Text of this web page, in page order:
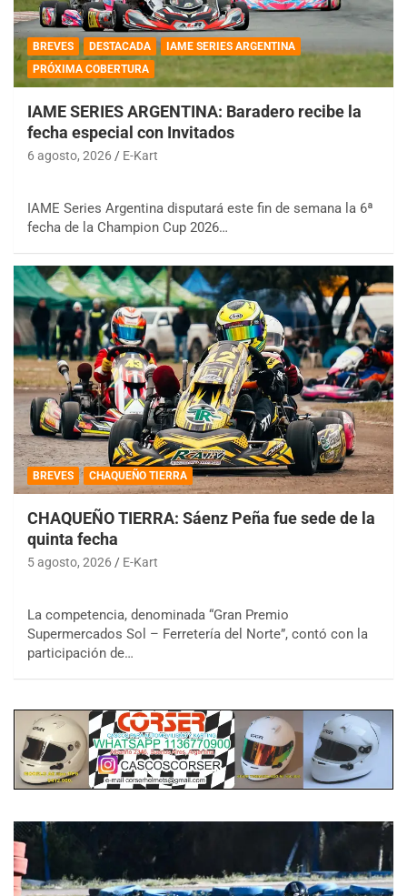
BREVES DESTACADA
IAME SERIES ARGENTINA
PRÓXIMA COBERTURA
IAME SERIES ARGENTINA: Baradero recibe la
fecha especial con Invitados
6 agosto, 2026 E-Kart
IAME Series Argentina disputará este fin de semana la 6ª
fecha de la Champion Cup 2026…
BREVES CHAQUEÑO TIERRA
CHAQUEÑO TIERRA: Sáenz Peña fue sede de la
quinta fecha
5 agosto, 2026 E-Kart
La competencia, denominada “Gran Premio
Supermercados Sol – Ferretería del Norte”, contó con la
participación de…